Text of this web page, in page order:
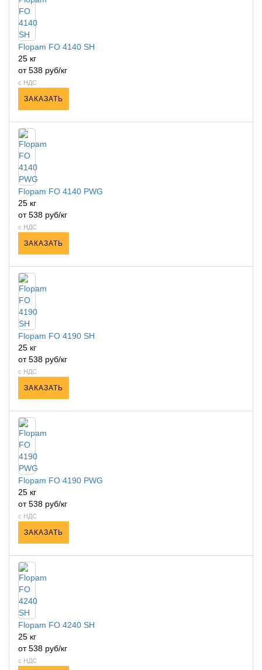
Flopam FO 4140 SH
25 кг
от 538 руб/кг
с НДС
ЗАКАЗАТЬ
Flopam FO 4140 PWG
25 кг
от 538 руб/кг
с НДС
ЗАКАЗАТЬ
Flopam FO 4190 SH
25 кг
от 538 руб/кг
с НДС
ЗАКАЗАТЬ
Flopam FO 4190 PWG
25 кг
от 538 руб/кг
с НДС
ЗАКАЗАТЬ
Flopam FO 4240 SH
25 кг
от 538 руб/кг
с НДС